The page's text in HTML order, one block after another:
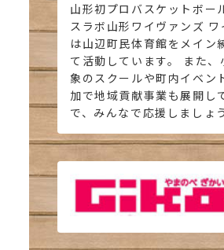
山形初プロバスケットボー
スラボ山形ワイヴァンズ ワ
は山辺町民体育館をメイン
て活動しています。 また、
象のスクールや町内イベン
加で地域貢献事業も展開し
で、みんなで応援しましょ